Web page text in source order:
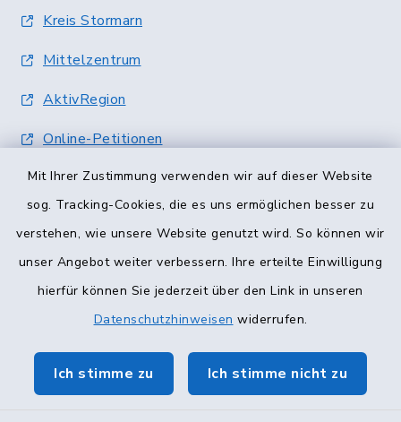
Mit Ihrer Zustimmung verwenden wir auf dieser Website
sog. Tracking-Cookies, die es uns ermöglichen besser zu
verstehen, wie unsere Website genutzt wird. So können wir
unser Angebot weiter verbessern. Ihre erteilte Einwilligung
hierfür können Sie jederzeit über den Link in unseren
Datenschutzhinweisen widerrufen.
Ich stimme zu Ich stimme nicht zu
Kreis Stormarn
Mittelzentrum
AktivRegion
Online-Petitionen
Terminvergabe